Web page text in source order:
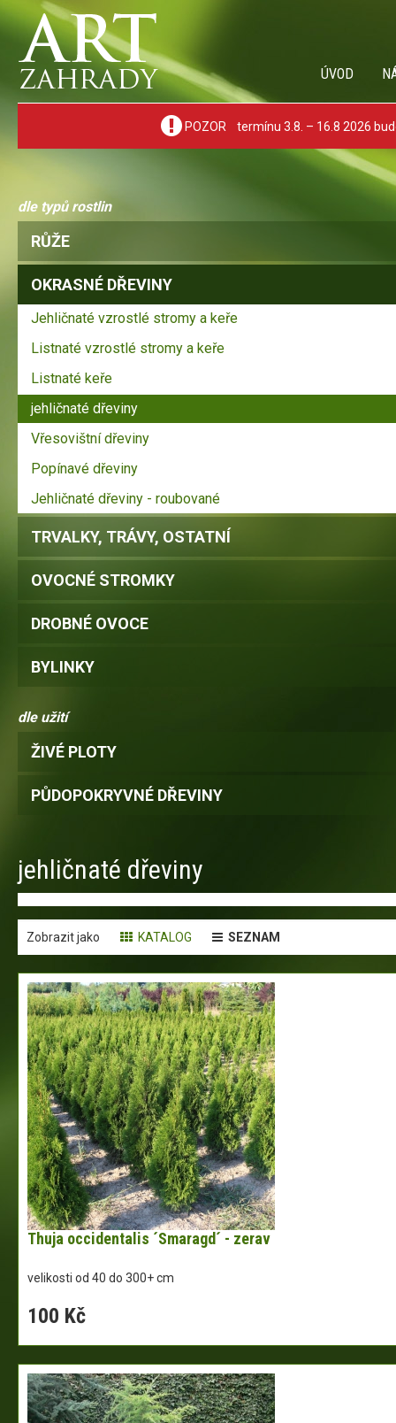
ÚVOD
POZOR termínu 3.8. – 16.8 2026
dle typů rostlin
RŮŽE
OKRASNÉ DŘEVINY
Jehličnaté vzrostlé stromy a keře
Listnaté vzrostlé stromy a keře
Listnaté keře
jehličnaté dřeviny
Vřesovištní dřeviny
Popínavé dřeviny
Jehličnaté dřeviny - roubované
TRVALKY, TRÁVY, OSTATNÍ
OVOCNÉ STROMKY
DROBNÉ OVOCE
BYLINKY
dle užití
ŽIVÉ PLOTY
PŮDOPOKRYVNÉ DŘEVINY
jehličnaté dřeviny
Zobrazit jako KATALOG SEZNAM
Thuja occidentalis ´Smaragd´ - zerav
velikosti od 40 do 300+ cm
100 Kč